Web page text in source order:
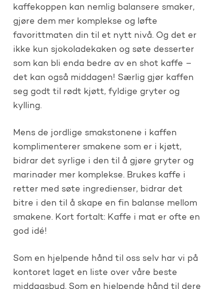
kaffekoppen kan nemlig balansere smaker,
gjøre dem mer komplekse og løfte
favorittmaten din til et nytt nivå. Og det er
ikke kun sjokoladekaken og søte desserter
som kan bli enda bedre av en shot kaffe –
det kan også middagen! Særlig gjør kaffen
seg godt til rødt kjøtt, fyldige gryter og
kylling.
Mens de jordlige smakstonene i kaffen
komplimenterer smakene som er i kjøtt,
bidrar det syrlige i den til å gjøre gryter og
marinader mer komplekse. Brukes kaffe i
retter med søte ingredienser, bidrar det
bitre i den til å skape en fin balanse mellom
smakene. Kort fortalt: Kaffe i mat er ofte en
god idé!
Som en hjelpende hånd til oss selv har vi på
kontoret laget en liste over våre beste
middagsbud. Som en hjelpende hånd til dere